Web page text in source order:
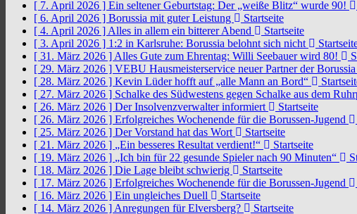
[ 7. April 2026 ] Ein seltener Geburtstag: Der „weiße Blitz“ wurde 90!
[ 6. April 2026 ] Borussia mit guter Leistung
Startseite
[ 4. April 2026 ] Alles in allem ein bitterer Abend
Startseite
[ 3. April 2026 ] 1:2 in Karlsruhe: Borussia belohnt sich nicht
[ 31. März 2026 ] Alles Gute zum Ehrentag: Willi Seebauer wird 80!
[ 29. März 2026 ] VEBU Hausmeisterservice neuer Partner der Borussia
[ 28. März 2026 ] Kevin Lüder hofft auf „alle Mann an Bord“
[ 27. März 2026 ] Schalke des Südwestens gegen Schalke aus dem
[ 26. März 2026 ] Der Insolvenzverwalter informiert
Startseite
[ 26. März 2026 ] Erfolgreiches Wochenende für die Borussen-Jugend
[ 25. März 2026 ] Der Vorstand hat das Wort
Startseite
[ 21. März 2026 ] „Ein besseres Resultat verdient!“
Startseite
[ 19. März 2026 ] „Ich bin für 22 gesunde Spieler nach 90 Minuten“
[ 18. März 2026 ] Die Lage bleibt schwierig
Startseite
[ 17. März 2026 ] Erfolgreiches Wochenende für die Borussen-Jugend
[ 16. März 2026 ] Ein ungleiches Duell
Startseite
[ 14. März 2026 ] Anregungen für Elversberg?
Startseite